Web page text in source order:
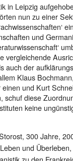
in Leipzig
nun zu einer
und
vergleichende
auch der
Klaus
und Kurt
schuf diese
keine
300 Jahre,
und